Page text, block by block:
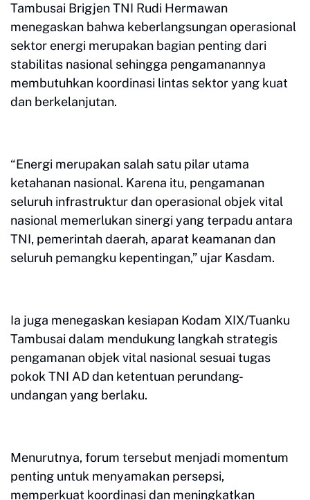
Tambusai Brigjen TNI Rudi Hermawan
menegaskan bahwa keberlangsungan operasional
sektor energi merupakan bagian penting dari
stabilitas nasional sehingga pengamanannya
membutuhkan koordinasi lintas sektor yang kuat
dan berkelanjutan.
“Energi merupakan salah satu pilar utama
ketahanan nasional. Karena itu, pengamanan
seluruh infrastruktur dan operasional objek vital
nasional memerlukan sinergi yang terpadu antara
TNI, pemerintah daerah, aparat keamanan dan
seluruh pemangku kepentingan,” ujar Kasdam.
Ia juga menegaskan kesiapan Kodam XIX/Tuanku
Tambusai dalam mendukung langkah strategis
pengamanan objek vital nasional sesuai tugas
pokok TNI AD dan ketentuan perundang-
undangan yang berlaku.
Menurutnya, forum tersebut menjadi momentum
penting untuk menyamakan persepsi,
memperkuat koordinasi dan meningkatkan